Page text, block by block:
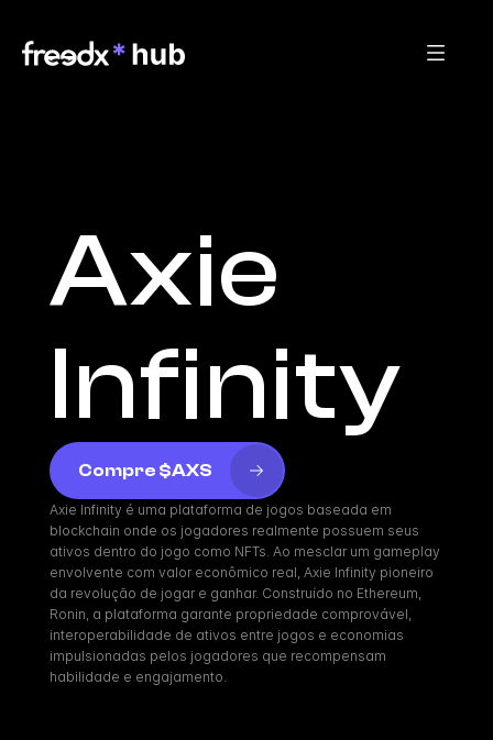
Axie
Infinity
Compre $AXS
Axie Infinity é uma plataforma de jogos baseada em
blockchain onde os jogadores realmente possuem seus
ativos dentro do jogo como NFTs. Ao mesclar um gameplay
envolvente com valor econômico real, Axie Infinity pioneiro
da revolução de jogar e ganhar. Construído no Ethereum,
Ronin, a plataforma garante propriedade comprovável,
interoperabilidade de ativos entre jogos e economias
impulsionadas pelos jogadores que recompensam
habilidade e engajamento.